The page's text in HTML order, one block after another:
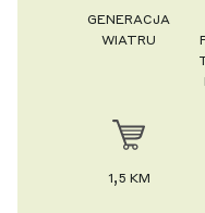
GENERACJA
WIATRU
1,5 KM